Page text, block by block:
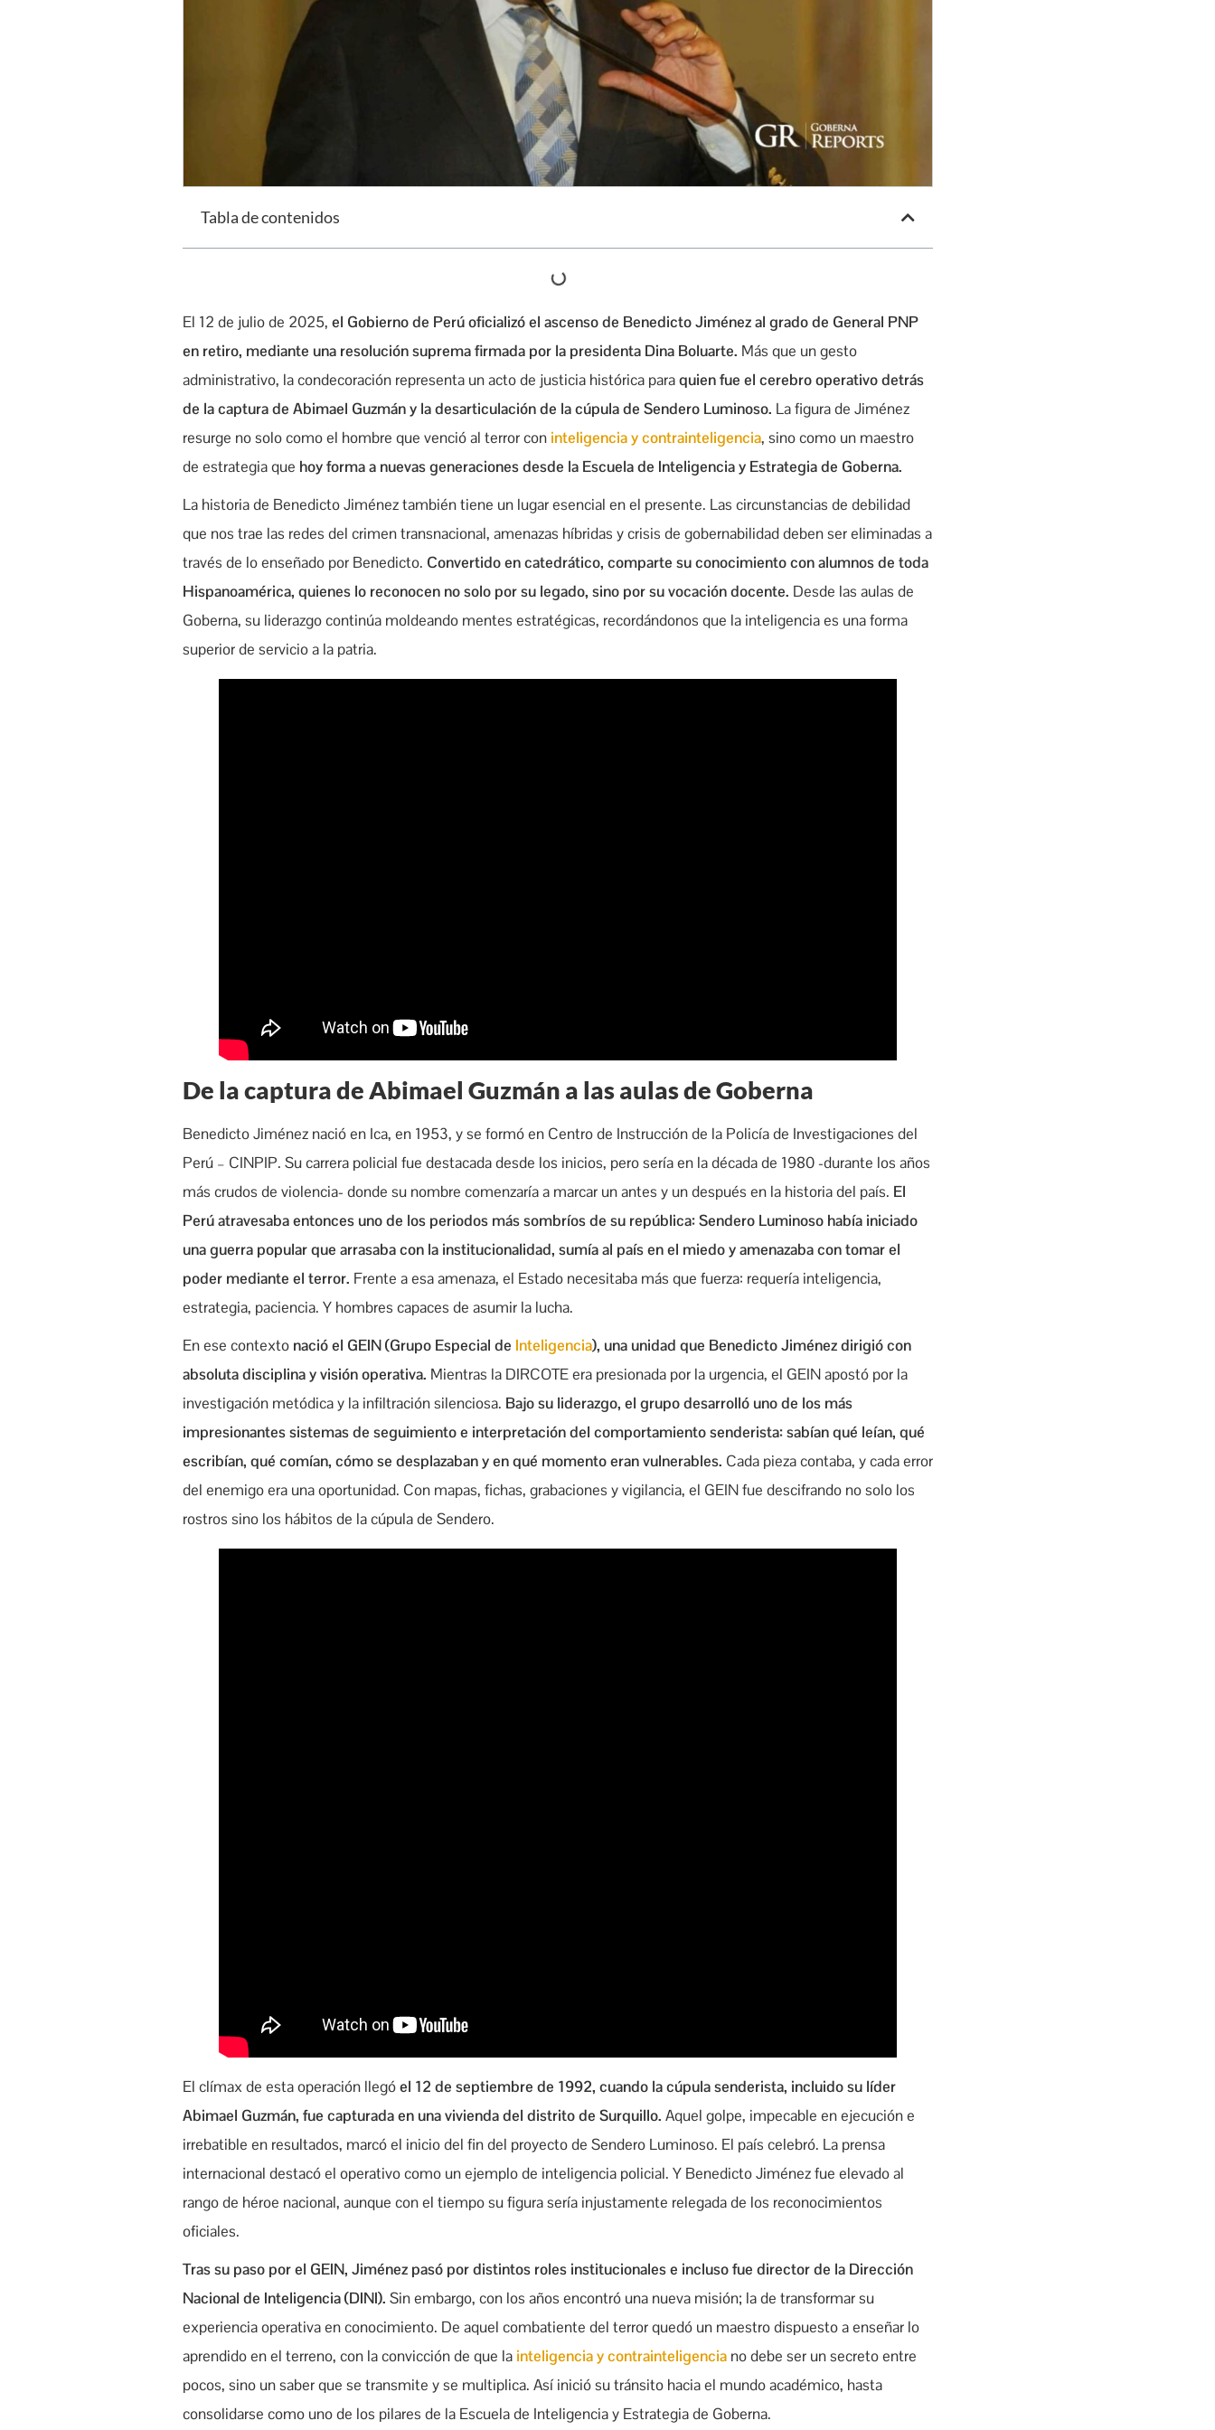
Tabla de contenidos
El 12 de julio de 2025, el Gobierno de Perú oficializó el ascenso de Benedicto Jiménez al grado de General PNP
en retiro, mediante una resolución suprema firmada por la presidenta Dina Boluarte. Más que un gesto
administrativo, la condecoración representa un acto de justicia histórica paraquien fue el cerebro operativo detrás
de la captura de Abimael Guzmán y la desarticulación de la cúpula de Sendero Luminoso. La figura de Jiménez
resurge no solo como el hombre que venció al terror con inteligencia y contrainteligencia, sino como un maestro
de estrategia que hoy forma a nuevas generaciones desde la Escuela de Inteligencia y Estrategia de Goberna.
La historia de Benedicto Jiménez también tiene un lugar esencial en el presente. Las circunstancias de debilidad
que nos trae las redes del crimen transnacional, amenazas híbridas y crisis de gobernabilidad deben ser eliminadas a
través de lo enseñado por Benedicto. Convertido en catedrático, comparte su conocimiento con alumnos de toda
Hispanoamérica, quienes lo reconocen no solo por su legado, sino por su vocación docente. Desde las aulas de
Goberna, su liderazgo continúa moldeando mentes estratégicas, recordándonos que la inteligencia es una forma
superior de servicio a la patria.
De la captura de Abimael Guzmán a las aulas de Goberna
Benedicto Jiménez nació en Ica, en 1953, y se formó en Centro de Instrucción de la Policía de Investigaciones del
Perú – CINPIP. Su carrera policial fue destacada desde los inicios, pero sería en la década de 1980 -durante los años
más crudos de violencia- donde su nombre comenzaría a marcar un antes y un después en la historia del país. El
Perú atravesaba entonces uno de los periodos más sombríos de su república: Sendero Luminoso había iniciado
una guerra popular que arrasaba con la institucionalidad, sumía al país en el miedo y amenazaba con tomar el
poder mediante el terror. Frente a esa amenaza, el Estado necesitaba más que fuerza: requería inteligencia,
estrategia, paciencia. Y hombres capaces de asumir la lucha.
En ese contexto nació el GEIN (Grupo Especial de Inteligencia), una unidad que Benedicto Jiménez dirigió con
absoluta disciplina y visión operativa. Mientras la DIRCOTE era presionada por la urgencia, el GEIN apostó por la
investigación metódica y la infiltración silenciosa. Bajo su liderazgo, el grupo desarrolló uno de los más
impresionantes sistemas de seguimiento e interpretación del comportamiento senderista: sabían qué leían, qué
escribían, qué comían, cómo se desplazaban y en qué momento eran vulnerables. Cada pieza contaba, y cada error
del enemigo era una oportunidad. Con mapas, fichas, grabaciones y vigilancia, el GEIN fue descifrando no solo los
rostros sino los hábitos de la cúpula de Sendero.
El clímax de esta operación llegóel 12 de septiembre de 1992, cuando la cúpula senderista, incluido su líder
Abimael Guzmán, fue capturada en una vivienda del distrito de Surquillo. Aquel golpe, impecable en ejecución e
irrebatible en resultados, marcó el inicio del fin del proyecto de Sendero Luminoso. El país celebró. La prensa
internacional destacó el operativo como un ejemplo de inteligencia policial. Y Benedicto Jiménez fue elevado al
rango de héroe nacional, aunque con el tiempo su figura sería injustamente relegada de los reconocimientos
oficiales.
Tras su paso por el GEIN, Jiménez pasó por distintos roles institucionales e incluso fue director de la Dirección
Nacional de Inteligencia (DINI). Sin embargo, con los años encontró una nueva misión; la de transformar su
experiencia operativa en conocimiento. De aquel combatiente del terror quedó un maestro dispuesto a enseñar lo
aprendido en el terreno, con la convicción de que la inteligencia y contrainteligencia no debe ser un secreto entre
pocos, sino un saber que se transmite y se multiplica. Así inició su tránsito hacia el mundo académico, hasta
consolidarse como uno de los pilares de la Escuela de Inteligencia y Estrategia de Goberna.